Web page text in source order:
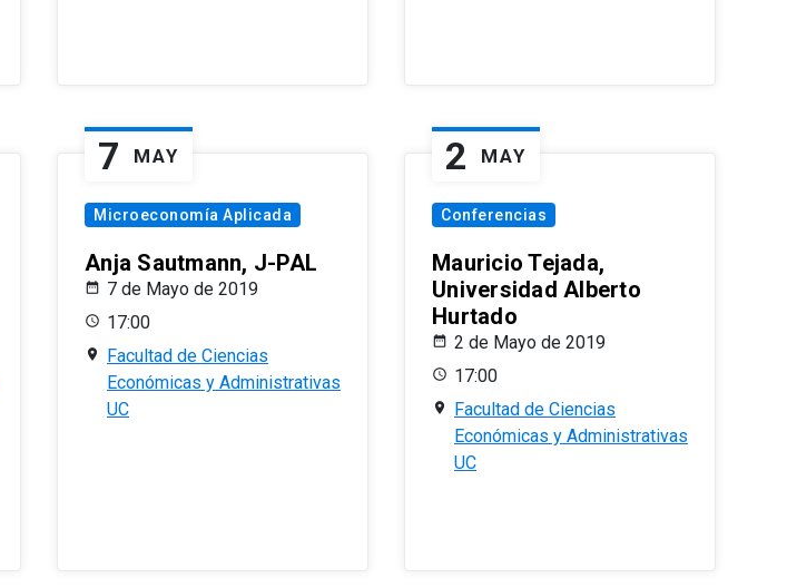
7 MAY
Microeconomía Aplicada
Anja Sautmann, J-PAL
7 de Mayo de 2019
17:00
Facultad de Ciencias
Económicas y Administrativas
UC
2 MAY
Conferencias
Mauricio Tejada,
Universidad Alberto
Hurtado
2 de Mayo de 2019
17:00
Facultad de Ciencias
Económicas y Administrativas
UC